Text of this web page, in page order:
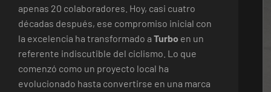
apenas 20 colaboradores. Hoy, casi cuatro
décadas después, ese compromiso inicial con
la excelencia ha transformado a Turbo en un
referente indiscutible del ciclismo. Lo que
comenzó como un proyecto local ha
evolucionado hasta convertirse en una marca